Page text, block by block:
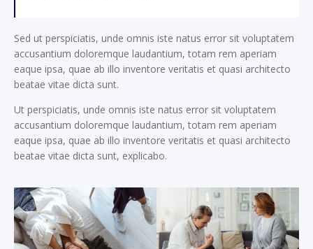
Sed ut perspiciatis, unde omnis iste natus error sit voluptatem
accusantium doloremque laudantium, totam rem aperiam
eaque ipsa, quae ab illo inventore veritatis et quasi architecto
beatae vitae dicta sunt.
Ut perspiciatis, unde omnis iste natus error sit voluptatem
accusantium doloremque laudantium, totam rem aperiam
eaque ipsa, quae ab illo inventore veritatis et quasi architecto
beatae vitae dicta sunt, explicabo.